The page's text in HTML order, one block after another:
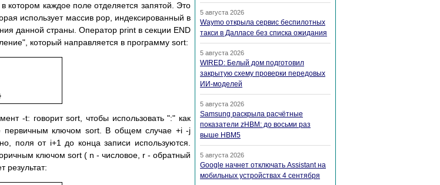
котором каждое поле отделяется запятой. Это
использует массив pop, индексированный в
данной страны. Оператор print в секции END
который направляется в программу sort:
-t: говорит sort, чтобы использовать ":" как
первичным ключом sort. В общем случае +i -j
поля от i+1 до конца записи используются.
ключом sort ( n - числовое, r - обратный
результат:
5 августа 2026
Waymo открыла сервис беспилотных
такси в Далласе без списка ожидания
5 августа 2026
WIRED: Белый дом подготовил
закрытую схему проверки передовых
ИИ-моделей
5 августа 2026
Samsung раскрыла расчётные
показатели zHBM: до восьми раз
выше HBM5
5 августа 2026
Google начнет отключать Assistant на
мобильных устройствах 4 сентября